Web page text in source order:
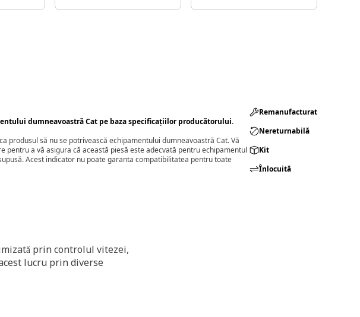
aveți nevoie de ele - toate
dumneavoastră Cat pe baza specificațiilor producătorului.
produsul să nu se potrivească echipamentului dumneavoastră Cat. Vă
a vă asigura că această piesă este adecvată pentru echipamentul
Acest indicator nu poate garanta compatibilitatea pentru toate
Remanufacturat​
Nereturnabilă
Kit
Înlocuită
prin controlul vitezei,
lucru prin diverse